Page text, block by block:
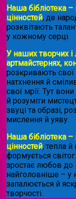
Наша бібліотека –
цінностей, де
розквітають
у кожному серці.
У наших творчих і
артмайстернях,
розкривають свої
натхнення й
свої мрії. Тут
й розуміти
звуці та образі,
мислення й уяву.
Наша бібліотека –
цінностей, тепла й
формується
зростає любов до
найголовніше – у
запалюється й
творчості.